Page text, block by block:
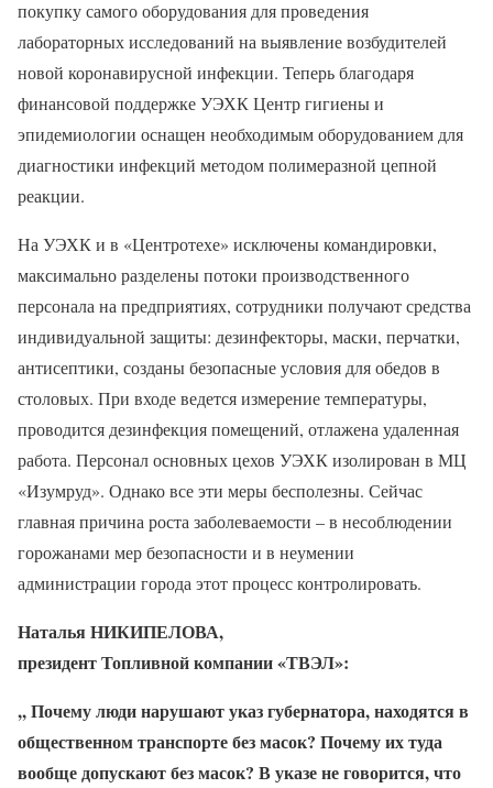
покупку самого оборудования для проведения
лабораторных исследований на выявление возбудителей
новой коронавирусной инфекции. Теперь благодаря
финансовой поддержке УЭХК Центр гигиены и
эпидемиологии оснащен необходимым оборудованием для
диагностики инфекций методом полимеразной цепной
реакции.
На УЭХК и в «Центротехе» исключены командировки,
максимально разделены потоки производственного
персонала на предприятиях, сотрудники получают средства
индивидуальной защиты: дезинфекторы, маски, перчатки,
антисептики, созданы безопасные условия для обедов в
столовых. При входе ведется измерение температуры,
проводится дезинфекция помещений, отлажена удаленная
работа. Персонал основных цехов УЭХК изолирован в МЦ
«Изумруд». Однако все эти меры бесполезны. Сейчас
главная причина роста заболеваемости – в несоблюдении
горожанами мер безопасности и в неумении
администрации города этот процесс контролировать.
Наталья НИКИПЕЛОВА,
президент Топливной компании «ТВЭЛ»:
,,Почему люди нарушают указ губернатора, находятся в
общественном транспорте без масок? Почему их туда
вообще допускают без масок? В указе не говорится, что